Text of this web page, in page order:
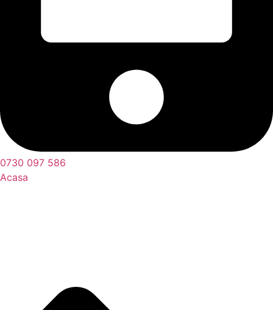
0730 097 586
Acasa